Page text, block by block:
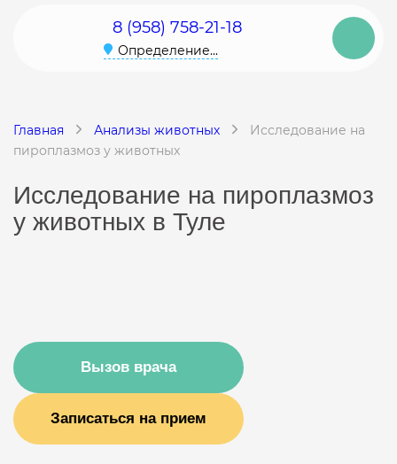
8 (958) 758-21-18
Определение...
Главная Анализы животных
Исследование на
пироплазмоз у животных
Исследование на пироплазмоз
у животных в Туле
Вызов врача
Записаться на прием